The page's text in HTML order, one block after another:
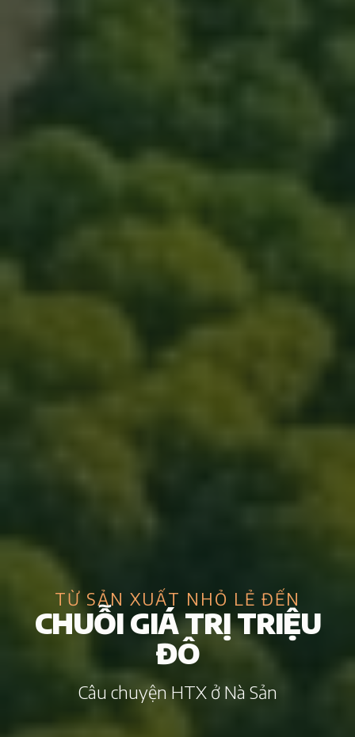
TỪ SẢN XUẤT NHỎ LẺ ĐẾN
CHUỖI GIÁ TRỊ TRIỆU
ĐÔ
Câu chuyện HTX ở Nà Sản